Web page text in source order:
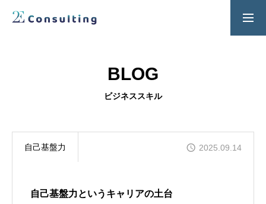
人材育成／経営サポートプログラム
CONTENTS
2E Consulting の人材育成について
会社概要と代表紹介
BLOG
ビジネススキル
自己基盤力 2025.09.14
自己基盤力というキャリアの土台